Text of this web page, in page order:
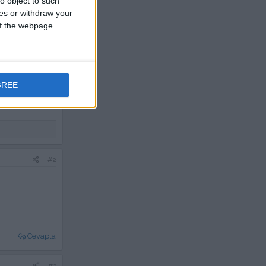
or withdraw your
webpage.
#2
Cevapla